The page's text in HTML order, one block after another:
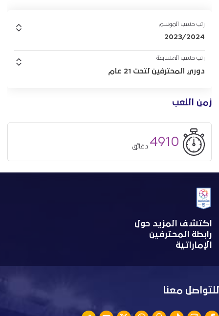
زمن اللعب
4910 دقائق
رتب حسب الموسم
2023/2024
رتب حسب المسابقة
دوري المحترفين لتحت 21 عام
اكتشف المزيد حول
رابطة المحترفين
الإماراتية
للتواصل معنا